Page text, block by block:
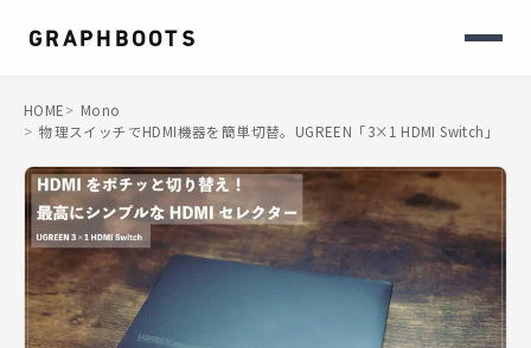
GRAPHBOOTS
PRODUCT
CATEGORY
Photograph
Mono
Life
HOME> Mono
> 物理スイッチでHDMI機器を簡単切替。UGREEN「3×1 HDMI Switch」